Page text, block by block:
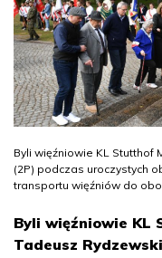
Byli więźniowie KL Stutthof
(2P) podczas uroczystych
transportu więźniów do
Byli więźniowie
Tadeusz